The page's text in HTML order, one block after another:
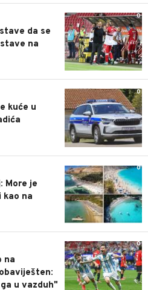
0
da se
na
0
kuće u
0
More je
kao na
0
na
u vazduh"